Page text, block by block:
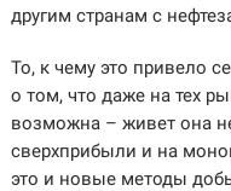
другим странам с
То, к чему это привело
о том, что даже на тех
возможна – живет она
сверхприбыли и на
это и новые методы